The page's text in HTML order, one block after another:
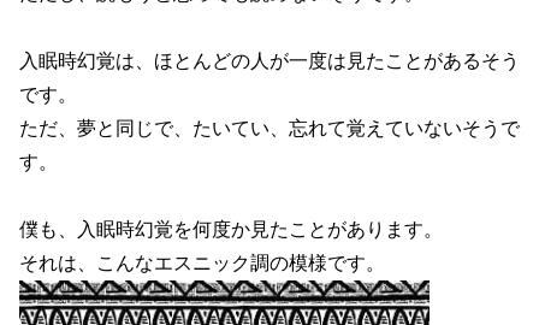
入眠時幻覚は、ほとんどの人が一度は見たことがあるそう
です。
ただ、夢と同じで、たいてい、忘れて覚えていないそうで
す。
僕も、入眠時幻覚を何度か見たことがあります。
それは、こんなエスニック調の模様です。